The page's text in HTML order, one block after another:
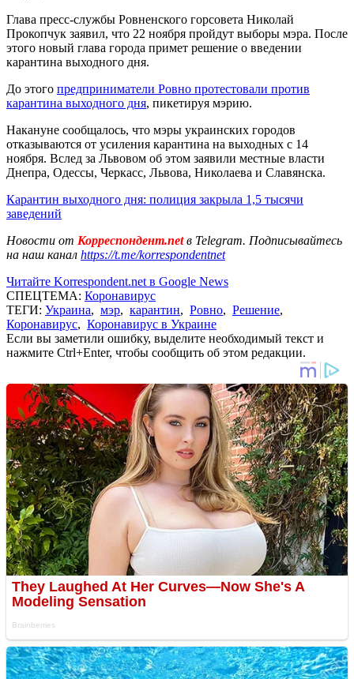
Глава пресс-службы Ровненского горсовета Николай
Прокопчук заявил, что 22 ноября пройдут выборы мэра. После
этого новый глава города примет решение о введении
карантина выходного дня.
До этого предприниматели Ровно протестовали против
карантина выходного дня, пикетируя мэрию.
Накануне сообщалось, что мэры украинских городов
отказываются от усиления карантина на выходных с 14
ноября. Вслед за Львовом об этом заявили местные власти
Днепра, Одессы, Черкасс, Львова, Николаева и Славянска.
Карантин выходного дня: полиция закрыла 1,5 тысячи
заведений
Новости от Корреспондент.netв Telegram. Подписывайтесь
на наш канал https://t.me/korrespondentnet
Читайте Korrespondent.net в Google News
СПЕЦТЕМА: Коронавирус
ТЕГИ: Украина, мэр, карантин, Ровно, Решение,
Коронавирус, Коронавирус в Украине
Если вы заметили ошибку, выделите необходимый текст и
нажмите Ctrl+Enter, чтобы сообщить об этом редакции.